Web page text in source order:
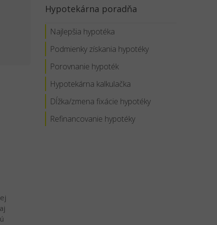
Hypotekárna poradňa
Najlepšia hypotéka
Podmienky získania hypotéky
Porovnanie hypoték
Hypotekárna kalkulačka
Dĺžka/zmena fixácie hypotéky
Refinancovanie hypotéky